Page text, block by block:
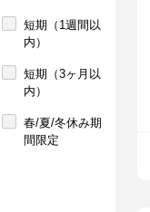
短期（1週間以
内）
短期（3ヶ月以
内）
春/夏/冬休み期
間限定